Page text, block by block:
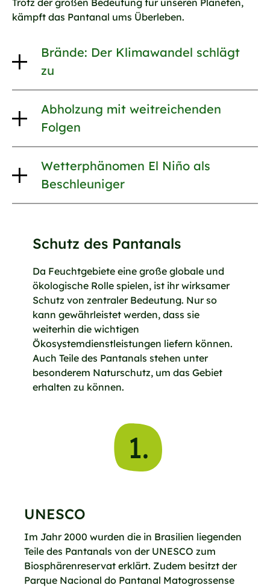
Trotz der großen Bedeutung für unseren Planeten,
kämpft das Pantanal ums Überleben.
Brände: Der Klimawandel schlägt
zu
Abholzung mit weitreichenden
Folgen
Wetterphänomen El Niño als
Beschleuniger
Schutz des Pantanals
Da Feuchtgebiete eine große globale und
ökologische Rolle spielen, ist ihr wirksamer
Schutz von zentraler Bedeutung. Nur so
kann gewährleistet werden, dass sie
weiterhin die wichtigen
Ökosystemdienstleistungen liefern können.
Auch Teile des Pantanals stehen unter
besonderem Naturschutz, um das Gebiet
erhalten zu können.
1.
UNESCO
Im Jahr 2000 wurden die in Brasilien liegenden
Teile des Pantanals von der UNESCO zum
Biosphärenreservat erklärt. Zudem besitzt der
Parque Nacional do Pantanal Matogrossense